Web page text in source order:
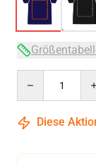
Diese